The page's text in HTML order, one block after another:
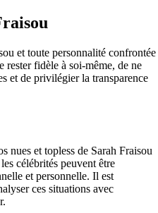
et toute personnalité confrontée
rester fidèle à soi-même, de ne
et de privilégier la transparence
nues et topless de Sarah Fraisou
célébrités peuvent être
et personnelle. Il est
ces situations avec